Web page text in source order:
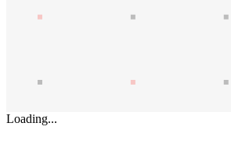
Loading...